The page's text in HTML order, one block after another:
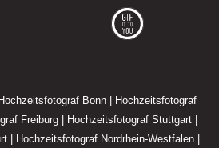
s
t
v
e
Hochzeitsfotograf Bonn
Hochzeitsfotograf
Freiburg| Hochzeitsfotograf Stuttgart|
| Hochzeitsfotograf Nordrhein-Westfalen|